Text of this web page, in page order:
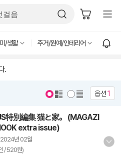
/생활 주거/원예/인테리어
.
옵션1
特別編集 猫と家。 (MAGAZI
extra issue)
2024년 02월
/ 520원)